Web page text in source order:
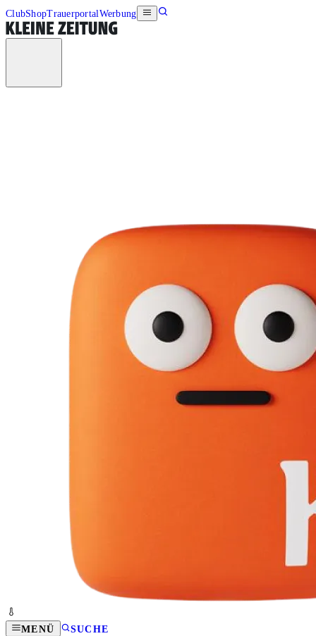
ClubShopTrauerportalWerbung
MENÜ SUCHE